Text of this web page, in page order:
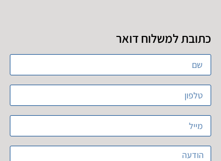
כתובת למשלוח דואר